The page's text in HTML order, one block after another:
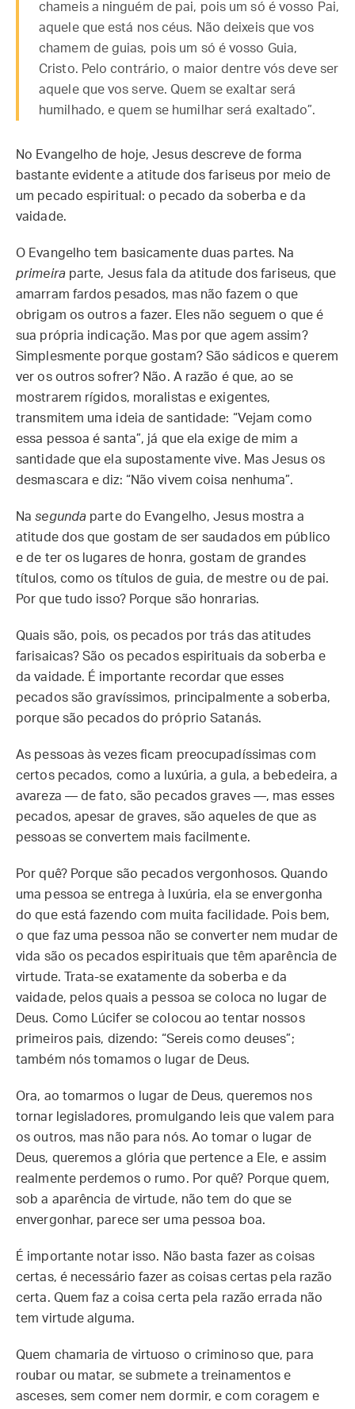
chameis a ninguém de pai, pois um só é vosso Pai,
aquele que está nos céus. Não deixeis que vos
chamem de guias, pois um só é vosso Guia,
Cristo. Pelo contrário, o maior dentre vós deve ser
aquele que vos serve. Quem se exaltar será
humilhado, e quem se humilhar será exaltado”.
No Evangelho de hoje, Jesus descreve de forma
bastante evidente a atitude dos fariseus por meio de
um pecado espiritual: o pecado da soberba e da
vaidade.
O Evangelho tem basicamente duas partes. Na
primeiraparte, Jesus fala da atitude dos fariseus, que
amarram fardos pesados, mas não fazem o que
obrigam os outros a fazer. Eles não seguem o que é
sua própria indicação. Mas por que agem assim?
Simplesmente porque gostam? São sádicos e querem
ver os outros sofrer? Não. A razão é que, ao se
mostrarem rígidos, moralistas e exigentes,
transmitem uma ideia de santidade: “Vejam como
essa pessoa é santa”, já que ela exige de mim a
santidade que ela supostamente vive. Mas Jesus os
desmascara e diz: “Não vivem coisa nenhuma”.
Nasegunda parte do Evangelho, Jesus mostra a
atitude dos que gostam de ser saudados em público
e de ter os lugares de honra, gostam de grandes
títulos, como os títulos de guia, de mestre ou de pai.
Por que tudo isso? Porque são honrarias.
Quais são, pois, os pecados por trás das atitudes
farisaicas? São os pecados espirituais da soberba e
da vaidade. É importante recordar que esses
pecados são gravíssimos, principalmente a soberba,
porque são pecados do próprio Satanás.
As pessoas às vezes ficam preocupadíssimas com
certos pecados, como a luxúria, a gula, a bebedeira, a
avareza — de fato, são pecados graves —, mas esses
pecados, apesar de graves, são aqueles de que as
pessoas se convertem mais facilmente.
Por quê? Porque são pecados vergonhosos. Quando
uma pessoa se entrega à luxúria, ela se envergonha
do que está fazendo com muita facilidade. Pois bem,
o que faz uma pessoa não se converter nem mudar de
vida são os pecados espirituais que têm aparência de
virtude. Trata-se exatamente da soberba e da
vaidade, pelos quais a pessoa se coloca no lugar de
Deus. Como Lúcifer se colocou ao tentar nossos
primeiros pais, dizendo: “Sereis como deuses”;
também nós tomamos o lugar de Deus.
Ora, ao tomarmos o lugar de Deus, queremos nos
tornar legisladores, promulgando leis que valem para
os outros, mas não para nós. Ao tomar o lugar de
Deus, queremos a glória que pertence a Ele, e assim
realmente perdemos o rumo. Por quê? Porque quem,
sob a aparência de virtude, não tem do que se
envergonhar, parece ser uma pessoa boa.
É importante notar isso. Não basta fazer as coisas
certas, é necessário fazer as coisas certas pela razão
certa. Quem faz a coisa certa pela razão errada não
tem virtude alguma.
Quem chamaria de virtuoso o criminoso que, para
roubar ou matar, se submete a treinamentos e
asceses, sem comer nem dormir, e com coragem e